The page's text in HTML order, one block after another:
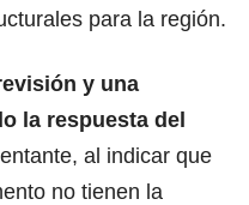
para la región.
y una
la respuesta del
al indicar que
no tienen la